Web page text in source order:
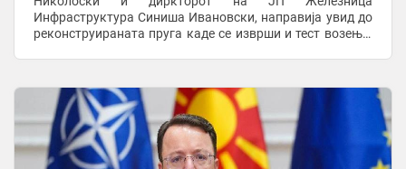
Инфраструктура Синиша Ивановски, направија увид до
реконструираната пруга каде се изврши и тест возење.